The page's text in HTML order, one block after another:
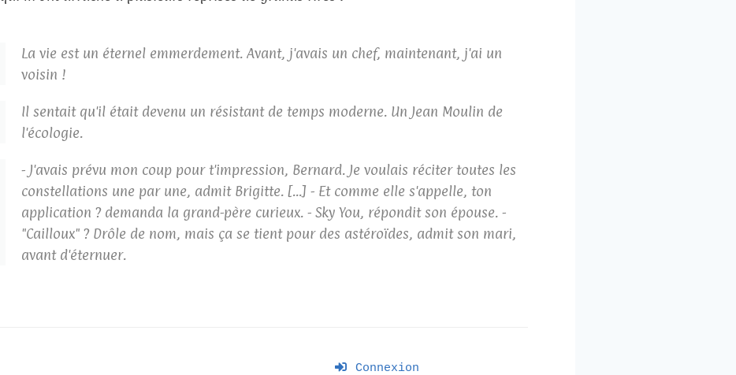
La vie est un éternel emmerdement. Avant, j'avais un chef, maintenant, j'ai un
voisin !
Il sentait qu'il était devenu un résistant de temps moderne. Un Jean Moulin de
l'écologie.
- J'avais prévu mon coup pour t'impression, Bernard. Je voulais réciter toutes les
constellations une par une, admit Brigitte. [...] - Et comme elle s'appelle, ton
application ? demanda la grand-père curieux. - Sky You, répondit son épouse. -
"Cailloux" ? Drôle de nom, mais ça se tient pour des astéroïdes, admit son mari,
avant d'éternuer.
Connexion